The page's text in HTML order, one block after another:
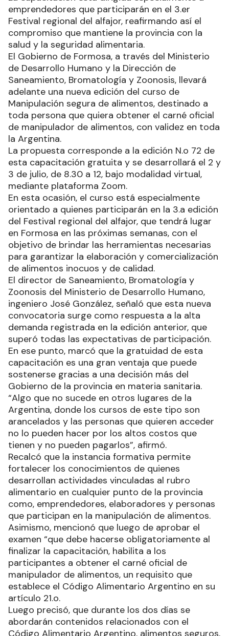
emprendedores que participarán en el 3.er
Festival regional del alfajor, reafirmando así el
compromiso que mantiene la provincia con la
salud y la seguridad alimentaria.
El Gobierno de Formosa, a través del Ministerio
de Desarrollo Humano y la Dirección de
Saneamiento, Bromatología y Zoonosis, llevará
adelante una nueva edición del curso de
Manipulación segura de alimentos, destinado a
toda persona que quiera obtener el carné oficial
de manipulador de alimentos, con validez en toda
la Argentina.
La propuesta corresponde a la edición N.o 72 de
esta capacitación gratuita y se desarrollará el 2 y
3 de julio, de 8.30 a 12, bajo modalidad virtual,
mediante plataforma Zoom.
En esta ocasión, el curso está especialmente
orientado a quienes participarán en la 3.a edición
del Festival regional del alfajor, que tendrá lugar
en Formosa en las próximas semanas, con el
objetivo de brindar las herramientas necesarias
para garantizar la elaboración y comercialización
de alimentos inocuos y de calidad.
El director de Saneamiento, Bromatología y
Zoonosis del Ministerio de Desarrollo Humano,
ingeniero José González, señaló que esta nueva
convocatoria surge como respuesta a la alta
demanda registrada en la edición anterior, que
superó todas las expectativas de participación.
En ese punto, marcó que la gratuidad de esta
capacitación es una gran ventaja que puede
sostenerse gracias a una decisión más del
Gobierno de la provincia en materia sanitaria.
“Algo que no sucede en otros lugares de la
Argentina, donde los cursos de este tipo son
arancelados y las personas que quieren acceder
no lo pueden hacer por los altos costos que
tienen y no pueden pagarlos”, afirmó.
Recalcó que la instancia formativa permite
fortalecer los conocimientos de quienes
desarrollan actividades vinculadas al rubro
alimentario en cualquier punto de la provincia
como, emprendedores, elaboradores y personas
que participan en la manipulación de alimentos.
Asimismo, mencionó que luego de aprobar el
examen “que debe hacerse obligatoriamente al
finalizar la capacitación, habilita a los
participantes a obtener el carné oficial de
manipulador de alimentos, un requisito que
establece el Código Alimentario Argentino en su
artículo 21.o.
Luego precisó, que durante los dos días se
abordarán contenidos relacionados con el
Código Alimentario Argentino, alimentos seguros,